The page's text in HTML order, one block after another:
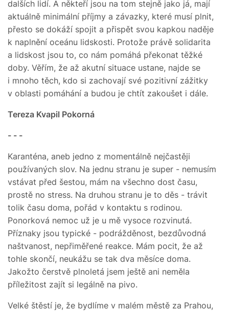
dalších lidí. A někteří jsou na tom stejně jako já, mají
aktuálně minimální příjmy a závazky, které musí plnit,
přesto se dokáží spojit a přispět svou kapkou naděje
k naplnění oceánu lidskosti. Protože právě solidarita
a lidskost jsou to, co nám pomáhá překonat těžké
doby. Věřím, že až akutní situace ustane, najde se
i mnoho těch, kdo si zachovají své pozitivní zážitky
v oblasti pomáhání a budou je chtít zakoušet i dále.
Tereza Kvapil Pokorná
- - -
Karanténa, aneb jedno z momentálně nejčastěji
používaných slov. Na jednu stranu je super - nemusím
vstávat před šestou, mám na všechno dost času,
prostě no stress. Na druhou stranu je to děs - trávit
tolik času doma, pořád v kontaktu s rodinou.
Ponorková nemoc už je u mě vysoce rozvinutá.
Příznaky jsou typické - podrážděnost, bezdůvodná
naštvanost, nepřiměřené reakce. Mám pocit, že až
tohle skončí, neukážu se tak dva měsíce doma.
Jakožto čerstvě plnoletá jsem ještě ani neměla
příležitost zajít si legálně na pivo.
Velké štěstí je, že bydlíme v malém městě za Prahou,